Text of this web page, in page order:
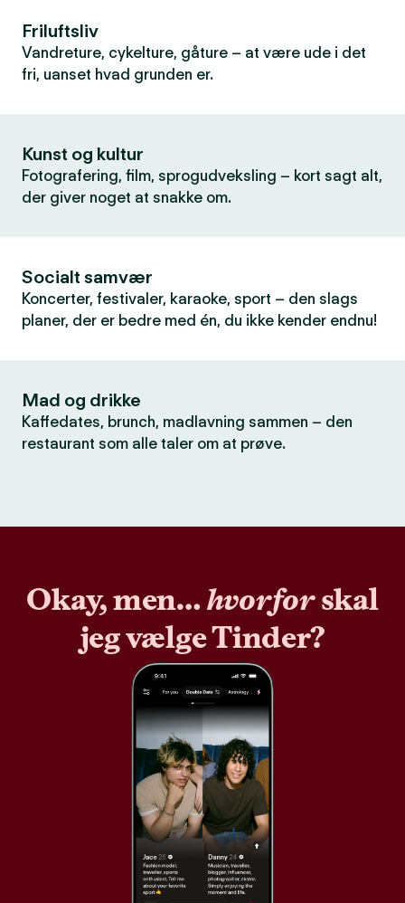
Friluftsliv
Vandreture, cykelture, gåture – at være ude i det
fri, uanset hvad grunden er.
Kunst og kultur
Fotografering, film, sprogudveksling – kort sagt alt,
der giver noget at snakke om.
Socialt samvær
Koncerter, festivaler, karaoke, sport – den slags
planer, der er bedre med én, du ikke kender endnu!
Mad og drikke
Kaffedates, brunch, madlavning sammen – den
restaurant som alle taler om at prøve.
Okay, men…hvorforskal
jeg vælge Tinder?